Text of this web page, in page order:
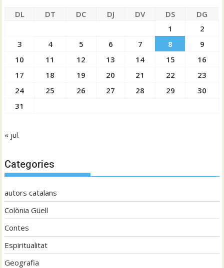
DL DT DC DJ DV DS
DG
1
2
3
4 5 6 7 8
9
10
11 12 13 14 15
16
17
18 19 20 21 22
23
24
25 26 27 28 29
30
31
« jul.
Categories
autors catalans
Colònia Güell
Contes
Espiritualitat
Geografia